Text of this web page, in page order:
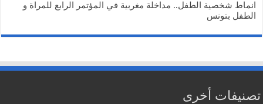
انماط شخصية الطفل.. مداخلة مغربية في المؤتمر الرابع للمراة و
الطفل بتونس
تصنيفات أخرى